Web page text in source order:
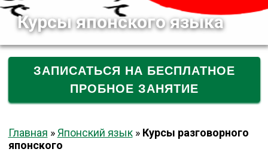
Курсы японского языка
ЗАПИСАТЬСЯ НА БЕСПЛАТНОЕ
ПРОБНОЕ ЗАНЯТИЕ
Главная » Японский язык» Курсы разговорного
японского